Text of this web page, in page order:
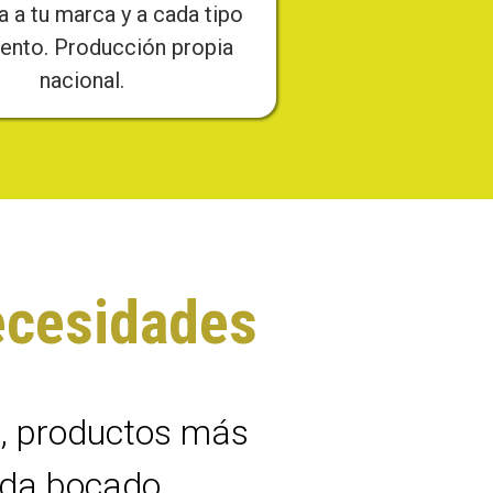
a tu marca y a cada tipo
Producción propia
nacional.
productos más